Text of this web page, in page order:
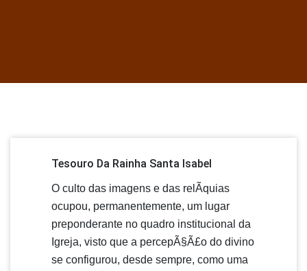
Tesouro Da Rainha Santa Isabel
O culto das imagens e das relÃ­quias
ocupou, permanentemente, um lugar
preponderante no quadro institucional da
Igreja, visto que a percepÃ§Ã£o do divino
se configurou, desde sempre, como uma